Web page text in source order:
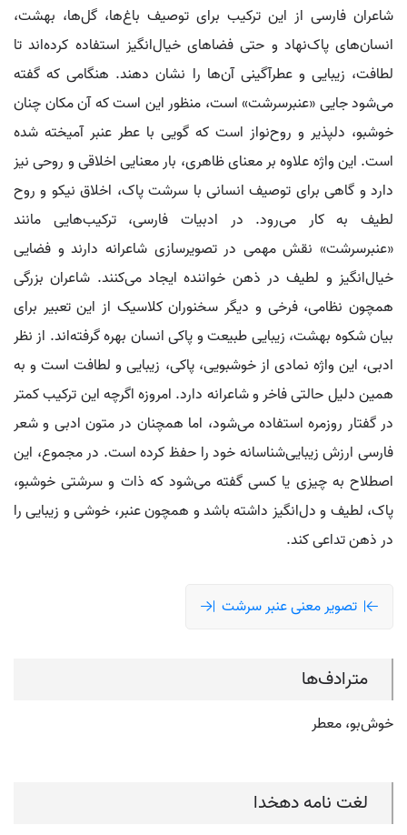
شاعران فارسی از این ترکیب برای توصیف باغ‌ها، گل‌ها، بهشت،
انسان‌های پاک‌نهاد و حتی فضاهای خیال‌انگیز استفاده کرده‌اند تا
لطافت، زیبایی و عطرآگینی آن‌ها را نشان دهند. هنگامی که گفته
می‌شود جایی «عنبرسرشت» است، منظور این است که آن مکان چنان
خوشبو، دلپذیر و روح‌نواز است که گویی با عطر عنبر آمیخته شده
است. این واژه علاوه بر معنای ظاهری، بار معنایی اخلاقی و روحی نیز
دارد و گاهی برای توصیف انسانی با سرشت پاک، اخلاق نیکو و روح
لطیف به کار می‌رود. در ادبیات فارسی، ترکیب‌هایی مانند
«عنبرسرشت» نقش مهمی در تصویرسازی شاعرانه دارند و فضایی
خیال‌انگیز و لطیف در ذهن خواننده ایجاد می‌کنند. شاعران بزرگی
همچون نظامی، فرخی و دیگر سخنوران کلاسیک از این تعبیر برای
بیان شکوه بهشت، زیبایی طبیعت و پاکی انسان بهره گرفته‌اند. از نظر
ادبی، این واژه نمادی از خوشبویی، پاکی، زیبایی و لطافت است و به
همین دلیل حالتی فاخر و شاعرانه دارد. امروزه اگرچه این ترکیب کمتر
در گفتار روزمره استفاده می‌شود، اما همچنان در متون ادبی و شعر
فارسی ارزش زیبایی‌شناسانه خود را حفظ کرده است. در مجموع، این
اصطلاح به چیزی یا کسی گفته می‌شود که ذات و سرشتی خوشبو،
پاک، لطیف و دل‌انگیز داشته باشد و همچون عنبر، خوشی و زیبایی را
در ذهن تداعی کند.
تصویر معنی عنبر سرشت
مترادف‌ها
خوش‌بو، معطر
لغت نامه دهخدا